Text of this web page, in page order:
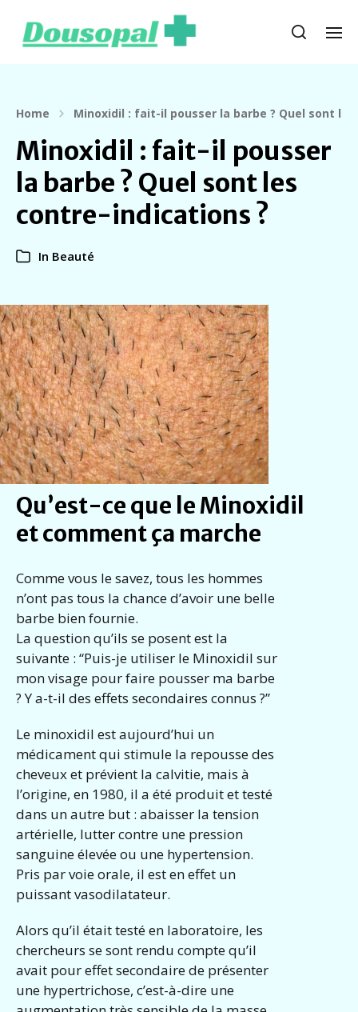
Home Minoxidil : fait-il pousser la barbe ? Quel sont
Minoxidil : fait-il pousser
la barbe ? Quel sont les
contre-indications ?
In Beauté
Qu’est-ce que le Minoxidil
et comment ça marche
Comme vous le savez, tous les hommes
n’ont pas tous la chance d’avoir une belle
barbe bien fournie.
La question qu’ils se posent est la
suivante : “Puis-je utiliser le Minoxidil sur
mon visage pour faire pousser ma barbe
? Y a-t-il des effets secondaires connus ?”
Le minoxidil est aujourd’hui un
médicament qui stimule la repousse des
cheveux et prévient la calvitie, mais à
l’origine, en 1980, il a été produit et testé
dans un autre but : abaisser la tension
artérielle, lutter contre une pression
sanguine élevée ou une hypertension.
Pris par voie orale, il est en effet un
puissant vasodilatateur.
Alors qu’il était testé en laboratoire, les
chercheurs se sont rendu compte qu’il
avait pour effet secondaire de présenter
une hypertrichose, c’est-à-dire une